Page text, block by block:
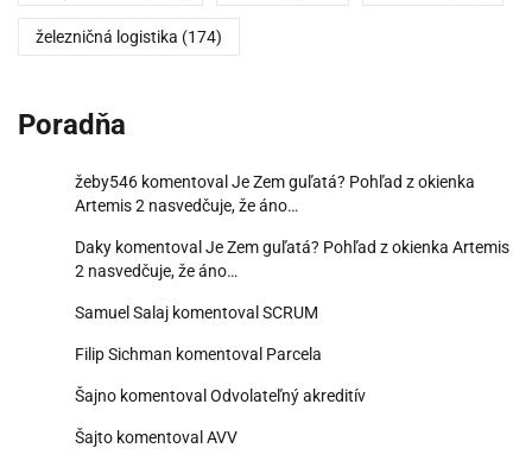
železničná logistika (174)
Poradňa
žeby546 komentoval Je Zem guľatá? Pohľad z okienka
Artemis 2 nasvedčuje, že áno…
Daky komentoval Je Zem guľatá? Pohľad z okienka Artemis
2 nasvedčuje, že áno…
Samuel Salaj komentoval SCRUM
Filip Sichman komentoval Parcela
Šajno komentoval Odvolateľný akreditív
Šajto komentoval AVV